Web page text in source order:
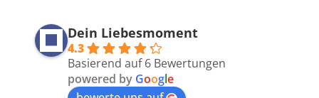
Dein Liebesmoment
4.3
Basierend auf 6 Bewertungen
powered by Google